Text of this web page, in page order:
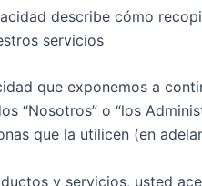
describe cómo
servicios
que exponemos a
“Nosotros” o “los
que la utilicen (en
y servicios, usted